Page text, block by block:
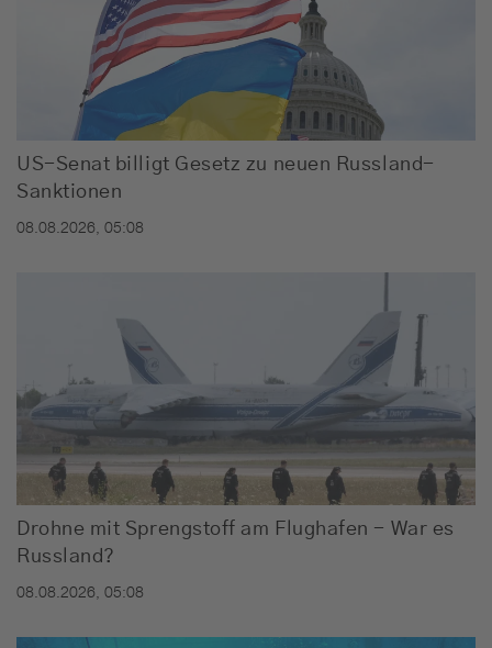
US-Senat billigt Gesetz zu neuen Russland-
Sanktionen
08.08.2026, 05:08
Drohne mit Sprengstoff am Flughafen - War es
Russland?
08.08.2026, 05:08